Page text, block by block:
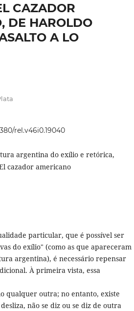
CAZADOR
DE HAROLDO
A LO
rel.v46i0.19040
argentina do exílio e retórica,
cazador americano
particular, que é possível ser
do exílio" (como as que apareceram
argentina), é necessário repensar
À primeira vista, essa
qualquer outra; no entanto, existe
não se diz ou se diz de outra